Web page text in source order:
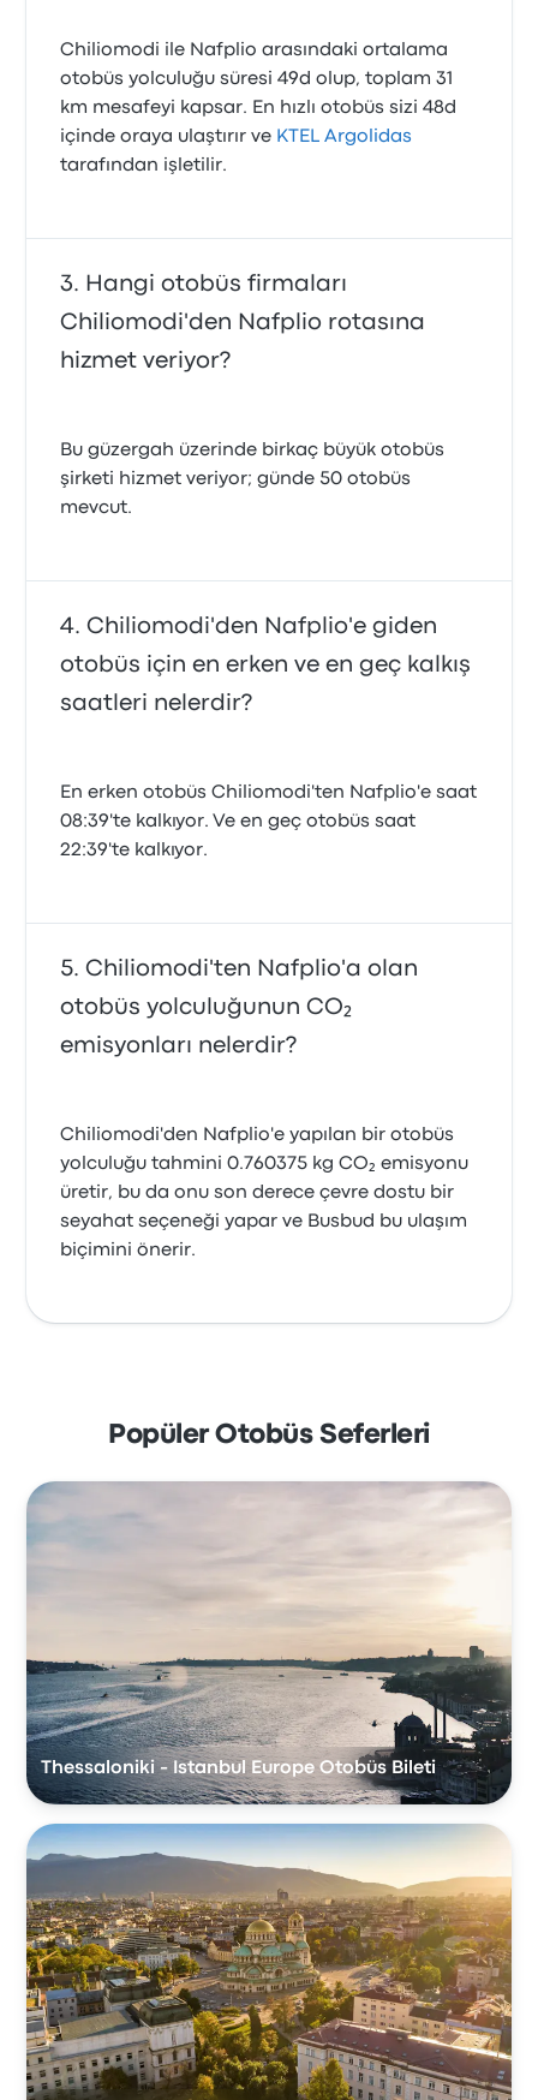
Chiliomodi ile Nafplio arasındaki ortalama
otobüs yolculuğu süresi 49d olup, toplam 31
km mesafeyi kapsar. En hızlı otobüs sizi 48d
içinde oraya ulaştırır ve KTEL Argolidas
tarafından işletilir.
Hangi otobüs firmaları
Chiliomodi'den Nafplio rotasına
hizmet veriyor?
Bu güzergah üzerinde birkaç büyük otobüs
şirketi hizmet veriyor; günde 50 otobüs
mevcut.
Chiliomodi'den Nafplio'e giden
otobüs için en erken ve en geç kalkış
saatleri nelerdir?
En erken otobüs Chiliomodi'ten Nafplio'e saat
08:39'te kalkıyor. Ve en geç otobüs saat
22:39'te kalkıyor.
Chiliomodi'ten Nafplio'a olan
otobüs yolculuğunun CO₂
emisyonları nelerdir?
Chiliomodi'den Nafplio'e yapılan bir otobüs
yolculuğu tahmini 0.760375 kg CO₂ emisyonu
üretir, bu da onu son derece çevre dostu bir
seyahat seçeneği yapar ve Busbud bu ulaşım
biçimini önerir.
Popüler Otobüs Seferleri
Thessaloniki - Istanbul Europe Otobüs Bileti